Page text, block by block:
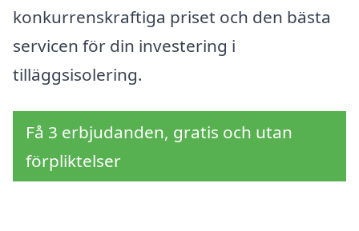
konkurrenskraftiga priset och den bästa
servicen för din investering i
tilläggsisolering.
Få 3 erbjudanden, gratis och utan
förpliktelser